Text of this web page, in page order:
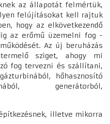
az állapotát felmértük,
felújításokat kell rajtuk
hogy az elkövetkezendő
az erőmű üzemelni fog -
Az új beruházás
sziget, ahogy mi
fog tervezni és szállítani,
hőhasznosító
generátorból,
illetve mikorra